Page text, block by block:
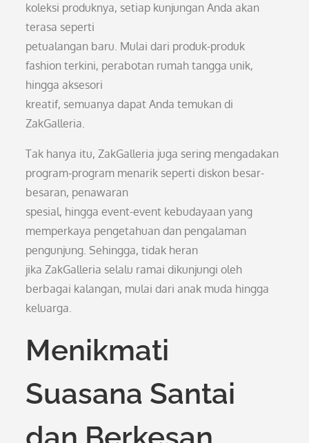
koleksi produknya, setiap kunjungan Anda akan
terasa seperti
petualangan baru. Mulai dari produk-produk
fashion terkini, perabotan rumah tangga unik,
hingga aksesori
kreatif, semuanya dapat Anda temukan di
ZakGalleria.
Tak hanya itu, ZakGalleria juga sering mengadakan
program-program menarik seperti diskon besar-
besaran, penawaran
spesial, hingga event-event kebudayaan yang
memperkaya pengetahuan dan pengalaman
pengunjung. Sehingga, tidak heran
jika ZakGalleria selalu ramai dikunjungi oleh
berbagai kalangan, mulai dari anak muda hingga
keluarga.
Menikmati
Suasana Santai